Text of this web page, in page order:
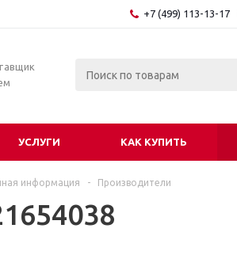
+7 (499) 113-13-17
УСЛУГИ КАК КУПИТЬ
информация - Производители